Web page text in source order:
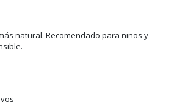
natural. Recomendado para niños y